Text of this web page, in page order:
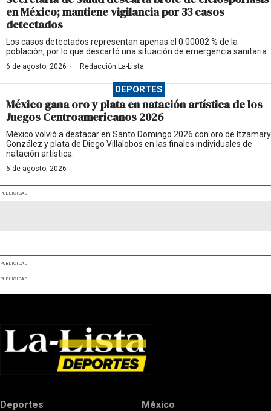
en México; mantiene vigilancia por 33 casos
detectados
Los casos detectados representan apenas el 0.00002 % de la
población, por lo que descartó una situación de emergencia sanitaria.
6 de agosto, 2026 · Redacción La-Lista
DEPORTES
México gana oro y plata en natación artística de los
Juegos Centroamericanos 2026
México volvió a destacar en Santo Domingo 2026 con oro de Itzamary
González y plata de Diego Villalobos en las finales individuales de
natación artística.
6 de agosto, 2026
PUBLICIDAD
PUBLICIDAD
PUBLICIDAD
Deportes México